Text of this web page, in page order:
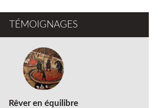
TÉMOIGNAGES
Rêver en équilibre